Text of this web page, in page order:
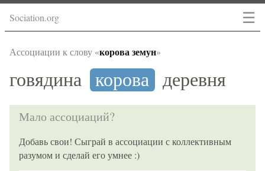
☰
Sociation.org
Ассоциации к слову «корова земун»
говядина корова деревня
Мало ассоциаций?
Добавь свои! Сыграй в ассоциации с коллективным
разумом и сделай его умнее :)